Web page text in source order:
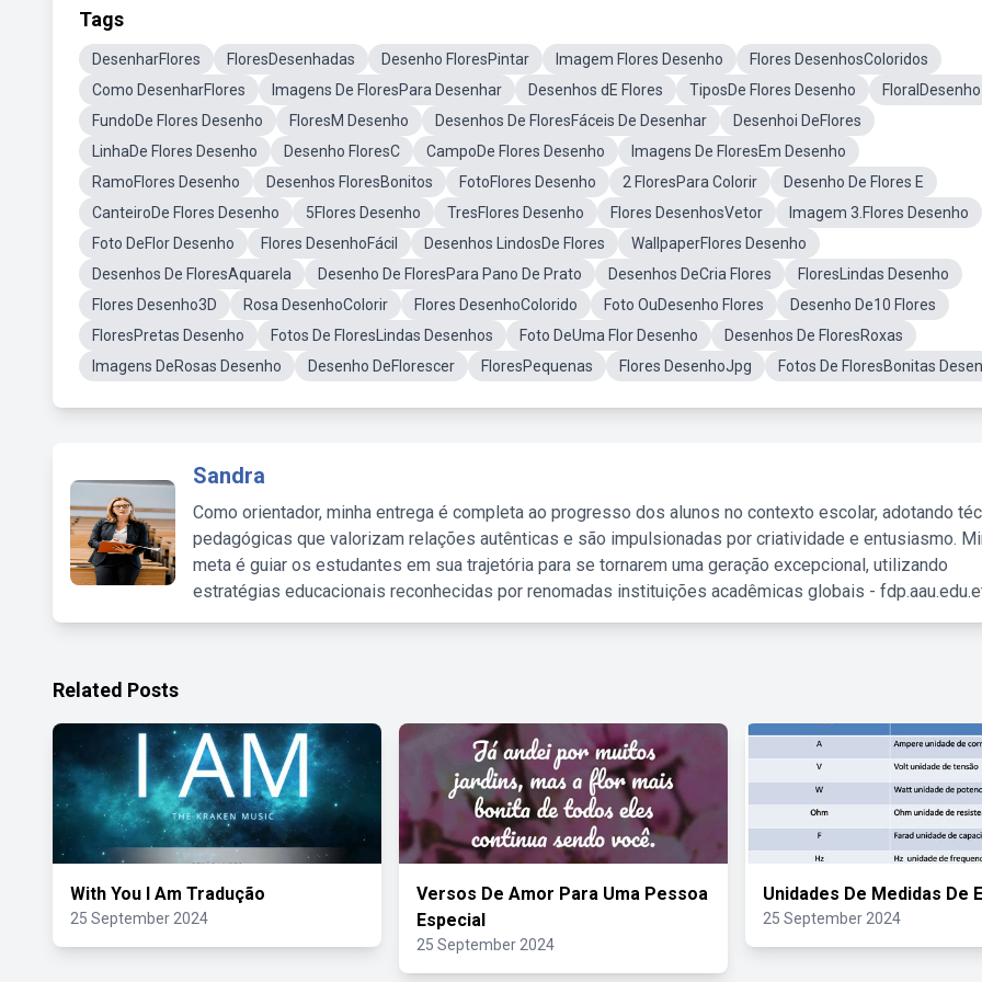
Tags
DesenharFlores FloresDesenhadas Desenho FloresPintar Imagem Flores Desenho
Flores DesenhosColoridos
Como DesenharFlores
Imagens De FloresPara Desenhar Desenhos dE Flores TiposDe Flores Desenho
FloralDesenho
FundoDe Flores Desenho
FloresM Desenho Desenhos De FloresFáceis De Desenhar
Desenhoi DeFlores
LinhaDe Flores Desenho
Desenho FloresC CampoDe Flores Desenho
Imagens De FloresEm Desenho
RamoFlores Desenho
Desenhos FloresBonitos FotoFlores Desenho 2 FloresPara Colorir
Desenho De Flores E
CanteiroDe Flores Desenho
5Flores Desenho TresFlores Desenho Flores DesenhosVetor
Imagem 3.Flores Desenho
Foto DeFlor Desenho
Flores DesenhoFácil Desenhos LindosDe Flores
WallpaperFlores Desenho
Desenhos De FloresAquarela
Desenho De FloresPara Pano De Prato Desenhos DeCria Flores
FloresLindas Desenho
Flores Desenho3D
Rosa DesenhoColorir Flores DesenhoColorido Foto OuDesenho Flores
Desenho De10 Flores
FloresPretas Desenho
Fotos De FloresLindas Desenhos Foto DeUma Flor Desenho
Desenhos De FloresRoxas
Imagens DeRosas Desenho
Desenho DeFlorescer FloresPequenas Flores DesenhoJpg Fotos De FloresBonitas
Sandra
Como orientador, minha entrega é completa ao progresso dos alunos no contexto escolar, adotando
pedagógicas que valorizam relações autênticas e são impulsionadas por criatividade e entusiasmo.
meta é guiar os estudantes em sua trajetória para se tornarem uma geração excepcional, utilizando
estratégias educacionais reconhecidas por renomadas instituições acadêmicas globais -
Related Posts
With You I Am Tradução
25 September 2024
Versos De Amor Para Uma Pessoa
Especial
25 September 2024
Unidades De Medidas De
25 September 2024